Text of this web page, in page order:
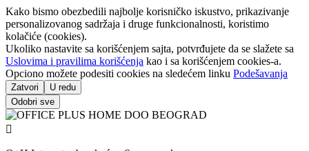
Kako bismo obezbedili najbolje korisničko iskustvo, prikazivanje
personalizovanog sadržaja i druge funkcionalnosti, koristimo
kolačiće (cookies).
Ukoliko nastavite sa korišćenjem sajta, potvrđujete da se slažete sa
Uslovima i pravilima korišćenja kao i sa korišćenjem cookies-a.
Opciono možete podesiti cookies na sledećem linku Podešavanja
Zatvori
U redu
Odobri sve
